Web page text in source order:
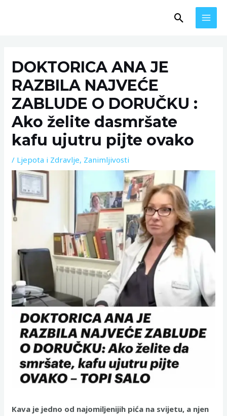
Search
DOKTORICA ANA JE
RAZBILA NAJVEĆE
ZABLUDE O DORUČKU :
Ako želite dasmršate
kafu ujutru pijte ovako
/ Ljepota i Zdravlje, Zanimljivosti
Kava je jedno od najomiljenijih pića na svijetu, a njen